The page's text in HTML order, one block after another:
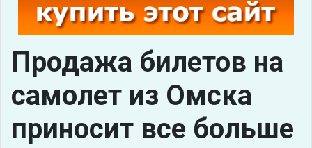
Продажа билетов на
самолет из Омска
приносит все больше